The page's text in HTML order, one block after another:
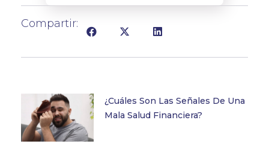
Compartir:
¿Cuáles Son Las Señales De Una
Mala Salud Financiera?